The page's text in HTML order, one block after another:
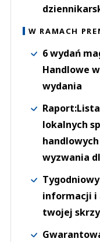
W RAMACH
6 wydań
Handlowe
wydania
lokalnych
wyzwania
informacji i
twojej